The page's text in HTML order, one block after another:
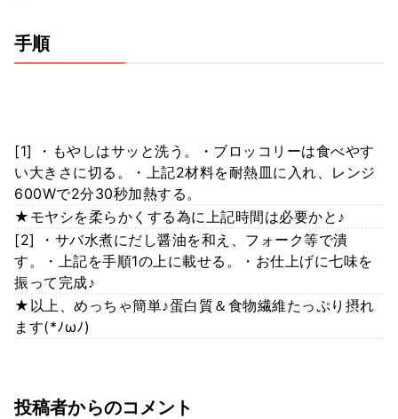
手順
[1] ・もやしはサッと洗う。・ブロッコリーは食べやす
い大きさに切る。・上記2材料を耐熱皿に入れ、レンジ
600Wで2分30秒加熱する。
★モヤシを柔らかくする為に上記時間は必要かと♪
[2] ・サバ水煮にだし醤油を和え、フォーク等で潰
す。・上記を手順1の上に載せる。・お仕上げに七味を
振って完成♪
★以上、めっちゃ簡単♪蛋白質＆食物繊維たっぷり摂れ
ます(*ﾉωﾉ)
投稿者からのコメント